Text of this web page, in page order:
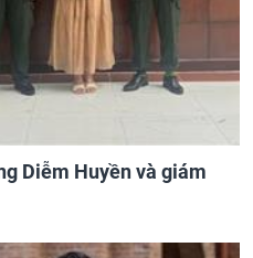
Diễm Huyền và giám